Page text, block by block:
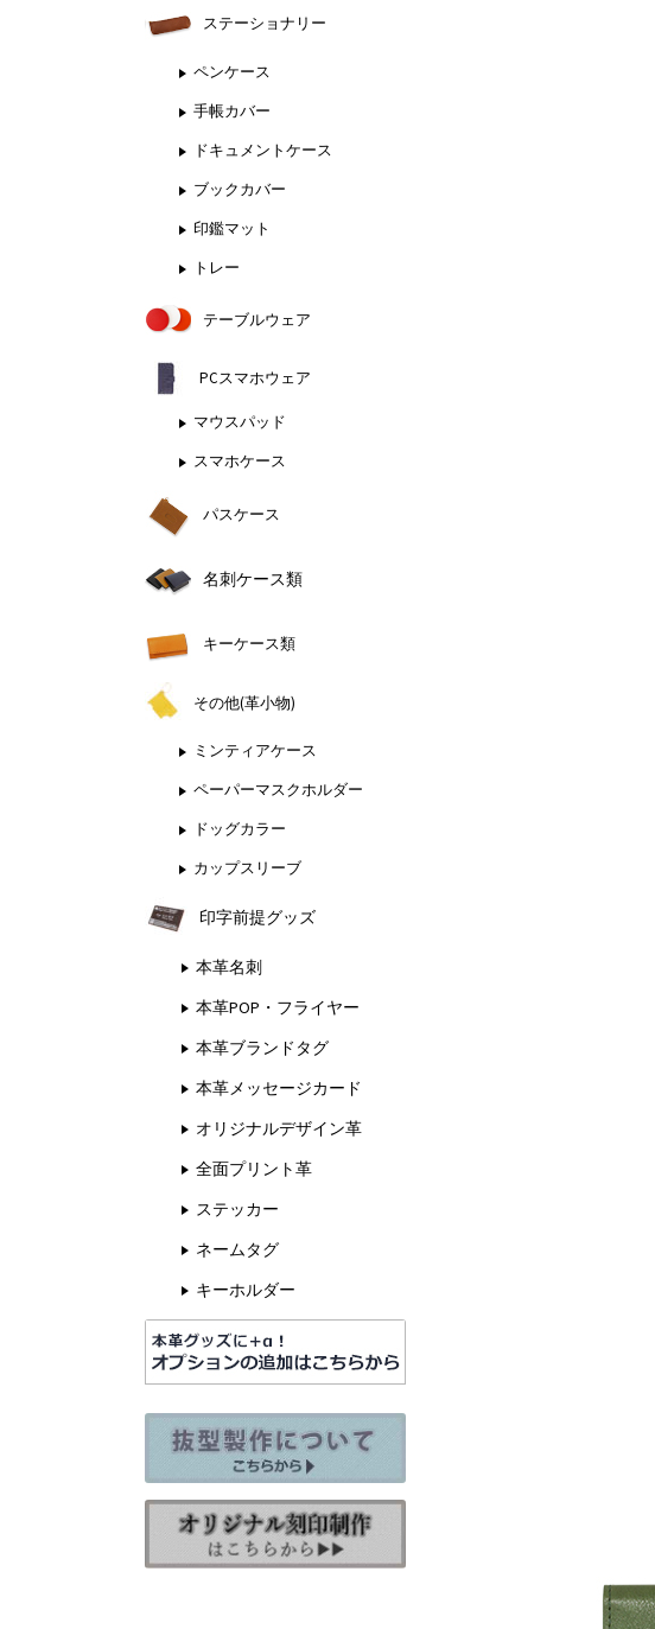
ステーショナリー
ペンケース
手帳カバー
ドキュメントケース
ブックカバー
印鑑マット
トレー
テーブルウェア
PCスマホウェア
マウスパッド
スマホケース
パスケース
名刺ケース類
キーケース類
その他(革小物)
ミンティアケース
ペーパーマスクホルダー
ドッグカラー
カップスリーブ
印字前提グッズ
本革名刺
本革POP・フライヤー
本革ブランドタグ
本革メッセージカード
オリジナルデザイン革
全面プリント革
ステッカー
ネームタグ
キーホルダー